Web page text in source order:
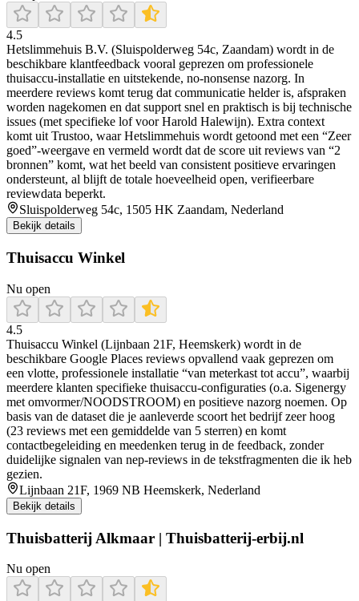
4.5
Hetslimmehuis B.V. (Sluispolderweg 54c, Zaandam) wordt in de
beschikbare klantfeedback vooral geprezen om professionele
thuisaccu-installatie en uitstekende, no-nonsense nazorg. In
meerdere reviews komt terug dat communicatie helder is, afspraken
worden nagekomen en dat support snel en praktisch is bij technische
issues (met specifieke lof voor Harold Halewijn). Extra context
komt uit Trustoo, waar Hetslimmehuis wordt getoond met een “Zeer
goed”-weergave en vermeld wordt dat de score uit reviews van “2
bronnen” komt, wat het beeld van consistent positieve ervaringen
ondersteunt, al blijft de totale hoeveelheid open, verifieerbare
reviewdata beperkt.
Sluispolderweg 54c, 1505 HK Zaandam, Nederland
Bekijk details
Thuisaccu Winkel
Nu open
4.5
Thuisaccu Winkel (Lijnbaan 21F, Heemskerk) wordt in de
beschikbare Google Places reviews opvallend vaak geprezen om
een vlotte, professionele installatie “van meterkast tot accu”, waarbij
meerdere klanten specifieke thuisaccu-configuraties (o.a. Sigenergy
met omvormer/NOODSTROOM) en positieve nazorg noemen. Op
basis van de dataset die je aanleverde scoort het bedrijf zeer hoog
(23 reviews met een gemiddelde van 5 sterren) en komt
contactbegeleiding en meedenken terug in de feedback, zonder
duidelijke signalen van nep-reviews in de tekstfragmenten die ik heb
gezien.
Lijnbaan 21F, 1969 NB Heemskerk, Nederland
Bekijk details
Thuisbatterij Alkmaar | Thuisbatterij-erbij.nl
Nu open